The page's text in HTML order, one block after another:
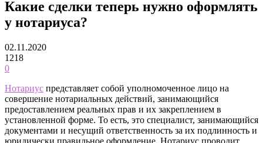
Какие сделки теперь нужно оформлять
у нотариуса?
02.11.2020
1218
0
Нотариус представляет собой уполномоченное лицо на
совершение нотариальных действий, занимающийся
предоставлением реальных прав и их закреплением в
установленной форме. То есть, это специалист, занимающийся
документами и несущий ответственность за их подлинность и
юридически правильное оформление. Нотариус проводит